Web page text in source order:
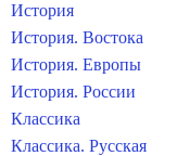
История
История. Востока
История. Европы
История. России
Классика
Классика. Русская